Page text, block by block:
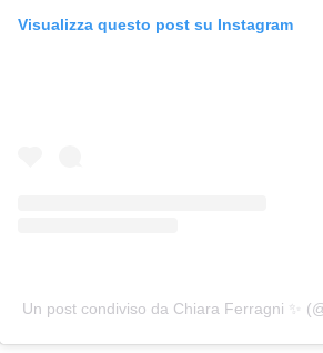
Visualizza questo post su Instagram
Un post condiviso da Chiara Ferragni ✨